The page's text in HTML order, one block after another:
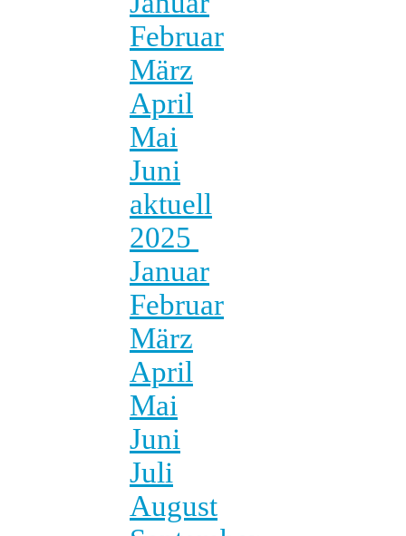
Februar
März
April
Mai
Juni
aktuell
2025
Januar
Februar
März
April
Mai
Juni
Juli
August